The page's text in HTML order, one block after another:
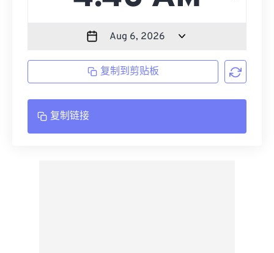
复制到剪贴板
复制链接